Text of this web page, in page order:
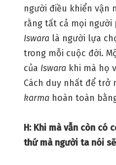
người điều khiển vận
rằng tất cả mọi người
Iswara là người lựa
trong mỗi cuộc đời.
của Iswara khi mà họ
Cách duy nhất để trở
karma hoàn toàn
H: Khi mà vẫn còn có
thứ mà người ta nói